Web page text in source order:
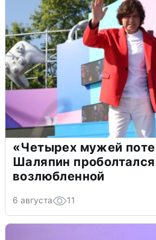
«Четырех мужей
Шаляпин
возлюбленной
6 августа 11